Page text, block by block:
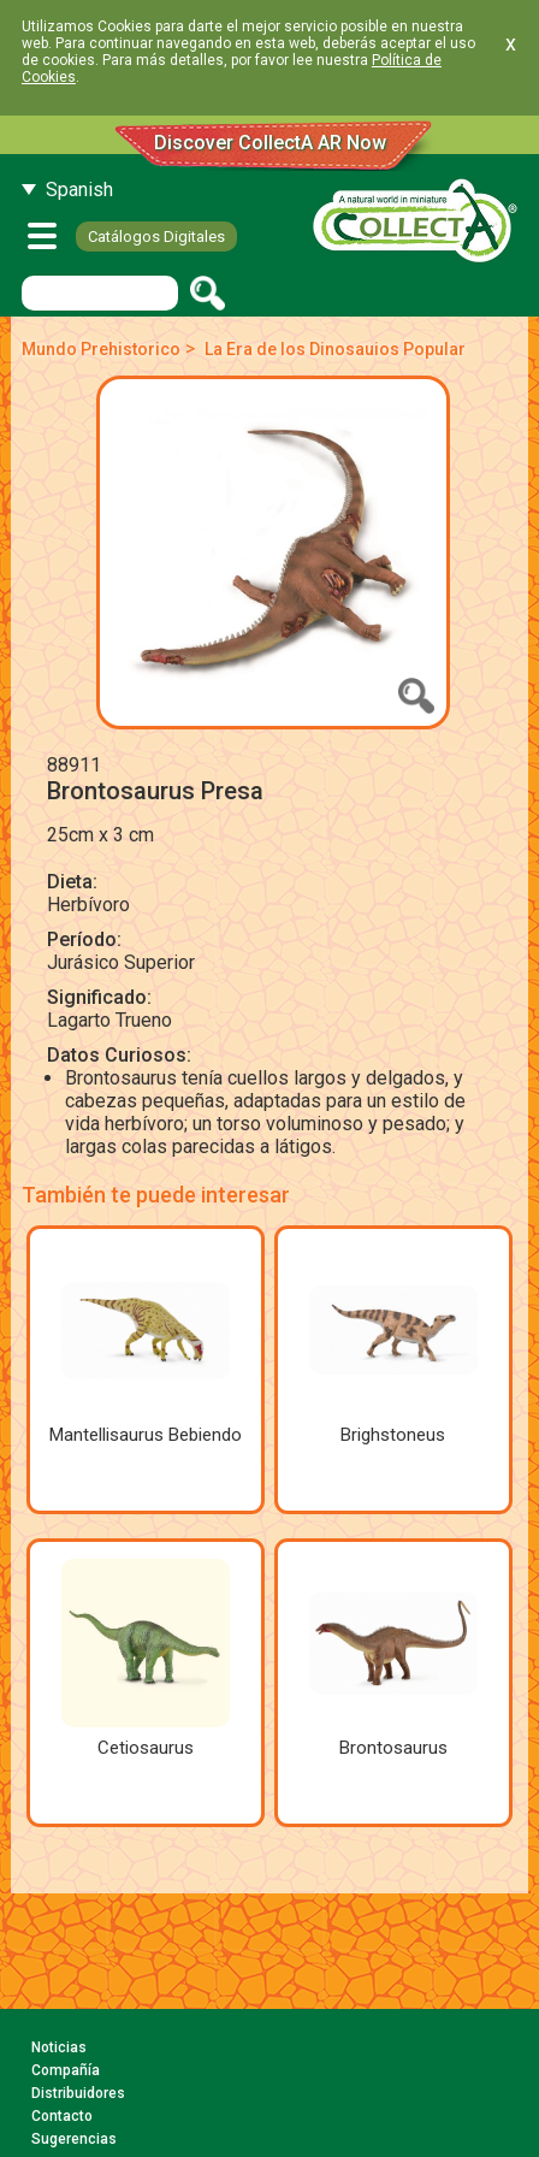
Utilizamos Cookies para darte el mejor servicio posible en nuestra
web. Para continuar navegando en esta web, deberás aceptar el uso
de cookies. Para más detalles, por favor lee nuestra Política de
Cookies.
x
Discover CollectA AR Now
Spanish
Catálogos Digitales
Mundo Prehistorico > La Era de los Dinosauios Popular
88911
Brontosaurus Presa
25cm x 3 cm
Dieta:
Herbívoro
Período:
Jurásico Superior
Significado:
Lagarto Trueno
Datos Curiosos:
Brontosaurus tenía cuellos largos y delgados, y
cabezas pequeñas, adaptadas para un estilo de
vida herbívoro; un torso voluminoso y pesado; y
largas colas parecidas a látigos.
También te puede interesar
Mantellisaurus Bebiendo Brighstoneus
Cetiosaurus Brontosaurus
Noticias
Compañía
Distribuidores
Contacto
Sugerencias